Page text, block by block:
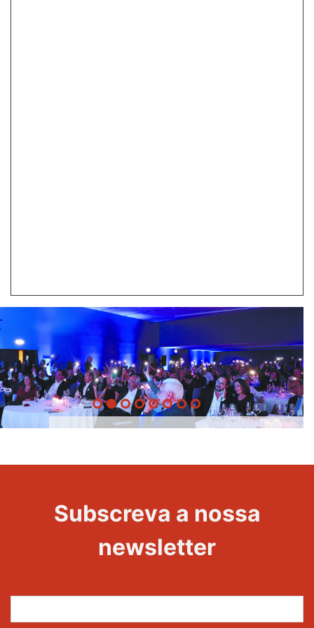
Evento
Maravilhas
Subscreva a nossa
newsletter